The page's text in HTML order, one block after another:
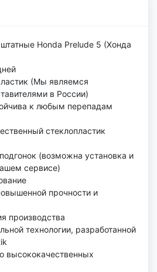
Honda Prelude 5 (Хонда
(Мы являемся
в России)
к любым перепадам
стеклопластик
(возможна установка и
сервисе)
прочности и
производства
технологии, разработанной
высококачественных